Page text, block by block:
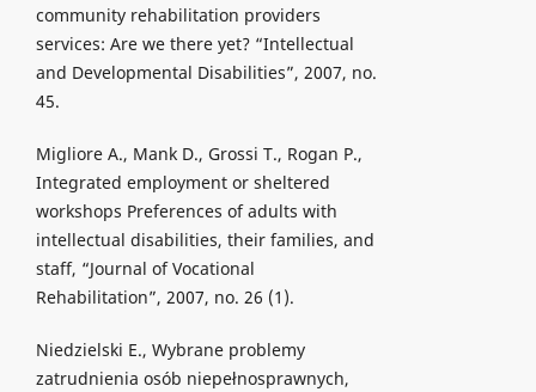
community rehabilitation providers
services: Are we there yet? “Intellectual
and Developmental Disabilities”, 2007, no.
45.
Migliore A., Mank D., Grossi T., Rogan P.,
Integrated employment or sheltered
workshops Preferences of adults with
intellectual disabilities, their families, and
staff, “Journal of Vocational
Rehabilitation”, 2007, no. 26 (1).
Niedzielski E., Wybrane problemy
zatrudnienia osób niepełnosprawnych,